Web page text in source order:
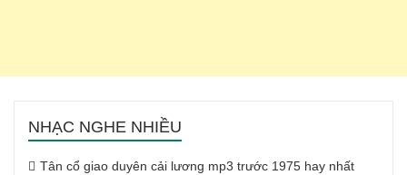
NHẠC NGHE NHIỀU
Tân cổ giao duyên cải lương mp3 trước 1975 hay nhất